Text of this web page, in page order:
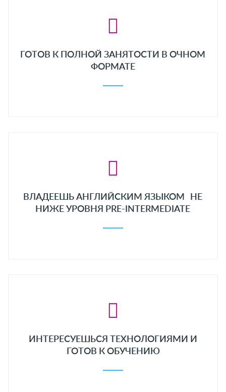
ГОТОВ К ПОЛНОЙ ЗАНЯТОСТИ В ОЧНОМ
ФОРМАТЕ
ВЛАДЕЕШЬ АНГЛИЙСКИМ ЯЗЫКОМ НЕ
НИЖЕ УРОВНЯ PRE-INTERMEDIATE
ИНТЕРЕСУЕШЬСЯ ТЕХНОЛОГИЯМИ И
ГОТОВ К ОБУЧЕНИЮ